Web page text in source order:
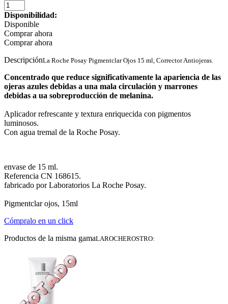
Disponibilidad:
Disponible
Comprar ahora
Comprar ahora
DescripciónLa Roche Posay Pigmentclar Ojos 15 ml, Corrector Antiojeras.
Concentrado que reduce significativamente la apariencia de las
ojeras azules debidas a una mala circulación y marrones
debidas a ua sobreproducción de melanina.
Aplicador refrescante y textura enriquecida con pigmentos
luminosos.
Con agua tremal de la Roche Posay.
envase de 15 ml.
Referencia CN 168615.
fabricado por Laboratorios La Roche Posay.
Pigmentclar ojos, 15ml
Cómpralo en un click
Productos de la misma gamaLAROCHEROSTRO: